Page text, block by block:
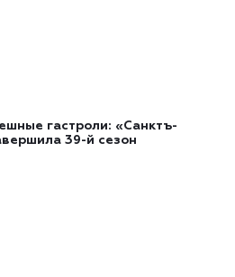
гастроли: «Санктъ-
39-й сезон